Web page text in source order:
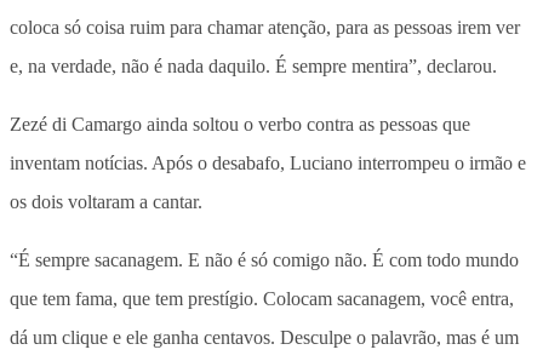
coloca só coisa ruim para chamar atenção, para as pessoas irem ver
e, na verdade, não é nada daquilo. É sempre mentira”, declarou.
Zezé di Camargo ainda soltou o verbo contra as pessoas que
inventam notícias. Após o desabafo, Luciano interrompeu o irmão e
os dois voltaram a cantar.
“É sempre sacanagem. E não é só comigo não. É com todo mundo
que tem fama, que tem prestígio. Colocam sacanagem, você entra,
dá um clique e ele ganha centavos. Desculpe o palavrão, mas é um